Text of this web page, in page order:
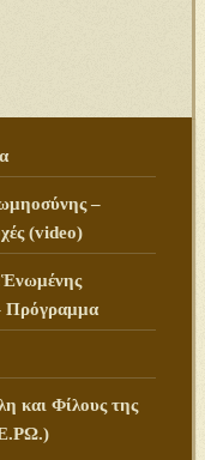
–
(video)
Πρόγραμμα
και Φίλους της